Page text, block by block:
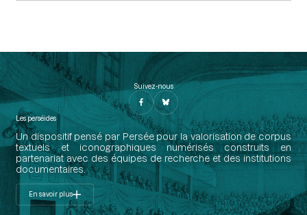
Suivez-nous
Les perséides
Un dispositif pensé par Persée pour la valorisation de corpus
textuels et iconographiques numérisés construits en
partenariat avec des équipes de recherche et des institutions
documentaires.
En savoir plus